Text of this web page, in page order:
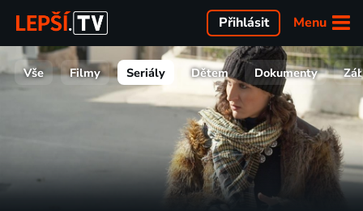
Menu
Přihlásit
Vše Filmy Seriály Dětem Dokumenty